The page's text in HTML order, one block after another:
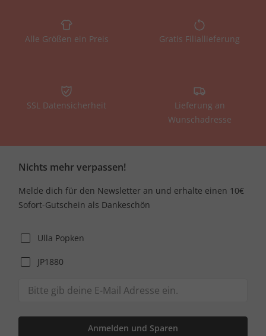
Alle Größen ein Preis Gratis Filiallieferung
SSL Datensicherheit
Lieferung an
Wunschadresse
Nichts mehr verpassen!
Melde dich für den Newsletter an und erhalte einen 10€
Sofort-Gutschein als Dankeschön
Ulla Popken
JP1880
Anmelden und Sparen